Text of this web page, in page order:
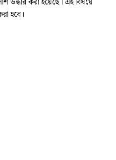
হবে।